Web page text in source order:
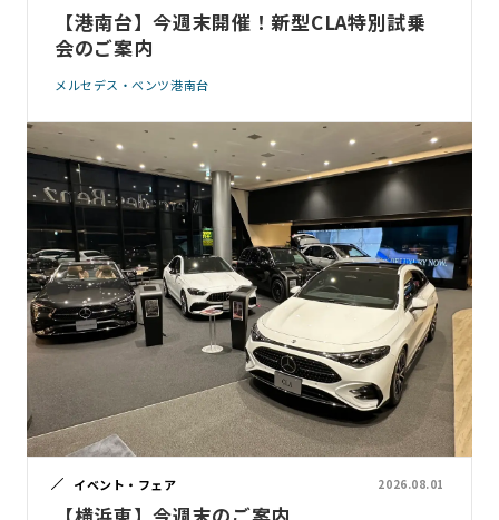
【港南台】今週末開催！新型CLA特別試乗
会のご案内
メルセデス・ベンツ港南台
イベント・フェア 2026.08.01